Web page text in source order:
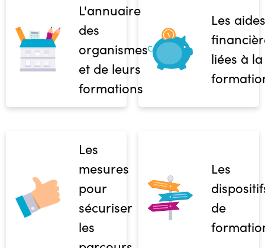
L'annuaire
des
organismes
et de leurs
formations
Les aides
liées à la
Les
mesures
pour
sécuriser
les
Les
de